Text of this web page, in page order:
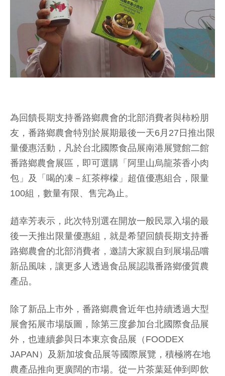
為回饋長期支持番路鄉農會的北部消費者與柿粉朋
友，番路鄉農會特別於展期最後一天6月27日推出限
量優惠活動，凡於台北國際食品展南港展覽館二館
番路鄉農會展區，即可選購「阿里山烏龍茶香小肉
包」及「喝的凍－紅茶檸檬」超值優惠組合，限量
100組，數量有限、售完為止。
趙幸芳表示，此次特別選在開放一般民眾入場的最
後一天推出限量優惠組，就是希望回饋長期支持番
路鄉農會的北部消費者，邀請大家親自到展場品嚐
新品風味，讓更多人透過食品展認識番路鄉優質農
產品。
除了新品上市外，番路鄉農會近年也持續透過大型
展會拓展市場版圖，除第三度參加台北國際食品展
外，也連續參與日本東京食品展（FOODEX
JAPAN）及新加坡食品展等國際展覽，積極將在地
農產品推向更廣闊的市場。從一片茶葉延伸到即飲